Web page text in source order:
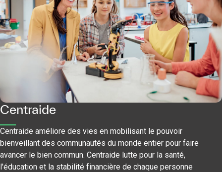
Centraide
Centraide améliore des vies en mobilisant le pouvoir
bienveillant des communautés du monde entier pour faire
avancer le bien commun. Centraide lutte pour la santé,
l'éducation et la stabilité financière de chaque personne